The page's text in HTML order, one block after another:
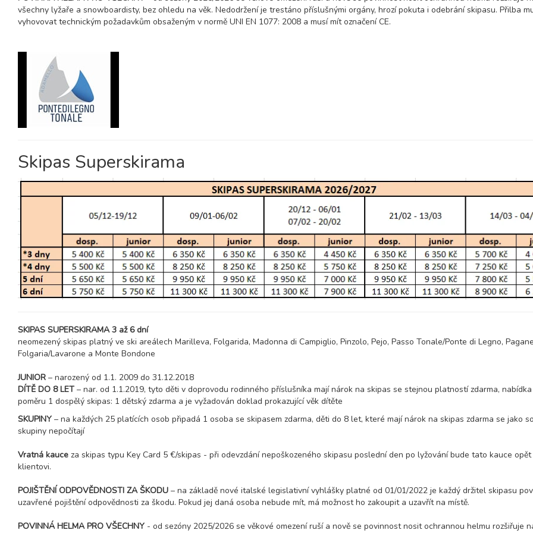
všechny lyžaře a snowboardisty, bez ohledu na věk. Nedodržení je trestáno příslušnými orgány, hrozí pokuta i odebrání skipasu. Přilba
vyhovovat technickým požadavkům obsaženým v normě UNI EN 1077: 2008 a musí mít označení CE.
Skipas Superskirama
SKIPAS SUPERSKIRAMA 3 až 6 dní
neomezený skipas platný ve ski areálech Marilleva, Folgarida, Madonna di Campiglio, Pinzolo, Pejo, Passo Tonale/Ponte di Legno,
Folgaria/Lavarone a Monte Bondone
JUNIOR – narozený od 1.1. 2009 do 31.12.2018
DÍTĚ DO 8 LET – nar. od 1.1.2019, tyto děti v doprovodu rodinného příslušníka mají nárok na skipas se stejnou platností zdarma,
poměru 1 dospělý skipas: 1 dětský zdarma a je vyžadován doklad prokazující věk dítěte
SKUPINY – na každých 25 platících osob připadá 1 osoba se skipasem zdarma, děti do 8 let, které mají nárok na skipas zdarma se jako
skupiny nepočítají
Vratná kauce za skipas typu Key Card 5 €/skipas - při odevzdání nepoškozeného skipasu poslední den po lyžování bude tato kauce
klientovi.
POJIŠTĚNÍ ODPOVĚDNOSTI ZA ŠKODU – na základě nové italské legislativní vyhlášky platné od 01/01/2022 je každý držitel skipasu
uzavřené pojištění odpovědnosti za škodu. Pokud jej daná osoba nebude mít, má možnost ho zakoupit a uzavřít na místě.
POVINNÁ HELMA PRO VŠECHNY - od sezóny 2025/2026 se věkové omezení ruší a nově se povinnost nosit ochrannou helmu rozšiřuje